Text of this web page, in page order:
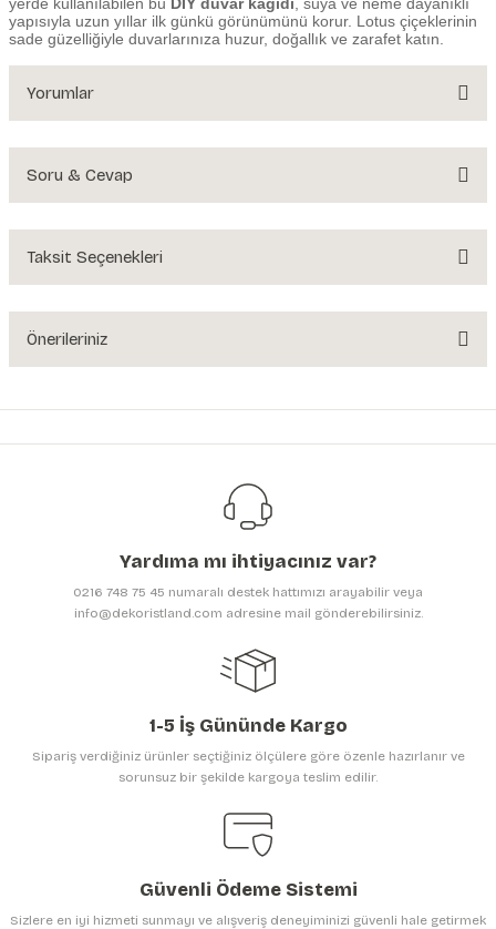
yapısıyla uzun yıllar ilk günkü görünümünü korur. Lotus çiçeklerinin
sade güzelliğiyle duvarlarınıza huzur, doğallık ve zarafet katın.
Yorumlar
Soru & Cevap
Ürün hakkında henüz soru sorulmamış.
Taksit Seçenekleri
Önerileriniz
yetersiz gördüğünüz noktaları öneri formunu kullanarak tarafımıza
Görüş ve önerileriniz için teşekkür ederiz.
Ürün resmi kalitesiz, bozuk veya görüntülenemiyor.
Ürün bilgilerinde hatalar bulunuyor.
Gönder
Yardıma mı ihtiyacınız var?
0216 748 75 45 numaralı destek hattımızı arayabilir veya
info@dekoristland.com adresine mail gönderebilirsiniz.
1-5 İş Gününde Kargo
Sipariş verdiğiniz ürünler seçtiğiniz ölçülere göre özenle hazırlanır ve
sorunsuz bir şekilde kargoya teslim edilir.
Güvenli Ödeme Sistemi
Sizlere en iyi hizmeti sunmayı ve alışveriş deneyiminizi güvenli hale getirmek